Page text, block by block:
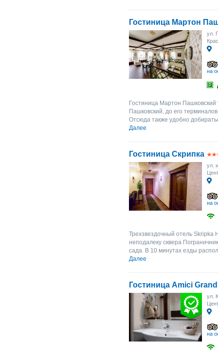
Гостиница Мартон
ул.
на
Гостиница Мартон
Пашковский, до его
Отсюда также удобно
Далее
Гостиница Скрипка
ул.
на
Трехзвездочный отель Skripka
неподалеку сквера
сада. В 10 минутах езды
Далее
Гостиница Amici
ул.
на